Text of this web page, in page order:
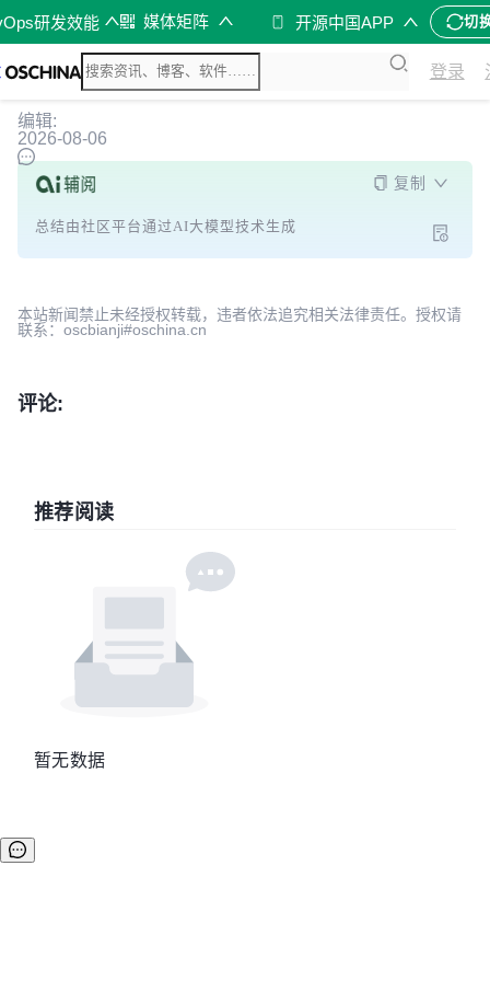
研发效能 媒体矩阵 开源中国APP 切
登录
编辑:
2026-08-06
复制
总结由社区平台通过AI大模型技术生成
本站新闻禁止未经授权转载，违者依法追究相关法律责任。授权请
联系：oscbianji#oschina.cn
评论:
推荐阅读
暂无数据